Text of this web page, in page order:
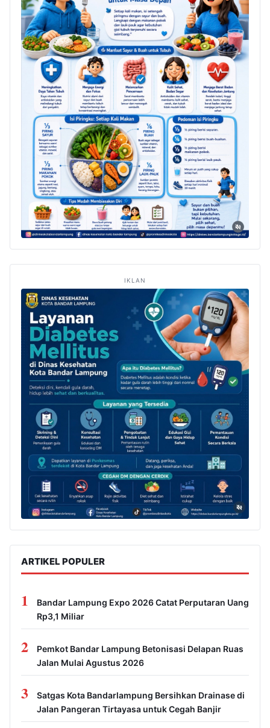
IKLAN
ARTIKEL POPULER
1
Bandar Lampung Expo 2026 Catat Perputaran Uang
Rp3,1 Miliar
2
Pemkot Bandar Lampung Betonisasi Delapan Ruas
Jalan Mulai Agustus 2026
3
Satgas Kota Bandarlampung Bersihkan Drainase di
Jalan Pangeran Tirtayasa untuk Cegah Banjir